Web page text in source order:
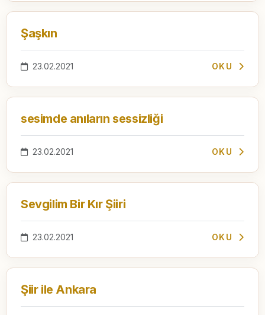
Şaşkın
23.02.2021 OKU
sesimde anıların sessizliği
23.02.2021 OKU
Sevgilim Bir Kır Şiiri
23.02.2021 OKU
Şiir ile Ankara